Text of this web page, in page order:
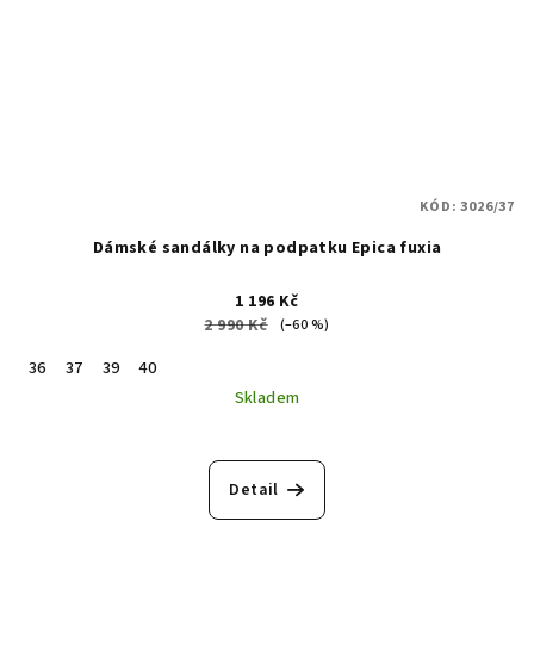
Dámské sandálky na podpatku Epica fuxia
1 196 Kč
2 990 Kč
(–60 %)
36 37 39
40
Skladem
Detail
KÓD:3026/37